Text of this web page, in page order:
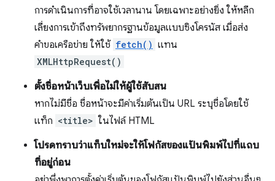
การดำเนินการที่อาจใช้เวลานาน โดยเฉพาะอย่างยิ่ง ให้หลีก
เลี่ยงการเข้าถึงทรัพยากรฐานข้อมูลแบบซิงโครนัส เมื่อส่ง
คำขอเครือข่าย ให้ใช้ fetch() แทน
XMLHttpRequest()
ตั้งชื่อหน้าเว็บเพื่อไม่ให้ผู้ใช้สับสน
หากไม่มีชื่อ ชื่อหน้าจะมีค่าเริ่มต้นเป็น URL ระบุชื่อโดยใช้
แท็ก <title> ในไฟล์ HTML
โปรดทราบว่าแท็บใหม่จะให้โฟกัสของแป้นพิมพ์ไปที่แถบ
ที่อยู่ก่อน